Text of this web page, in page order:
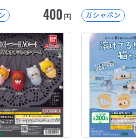
400円 ガシャポン